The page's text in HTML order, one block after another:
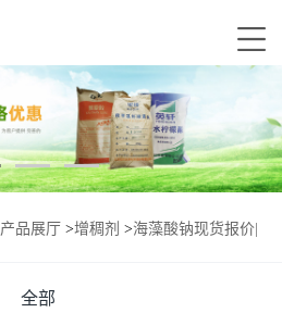
产品展厅 >增稠剂 >海藻酸钠现货报价|
全部